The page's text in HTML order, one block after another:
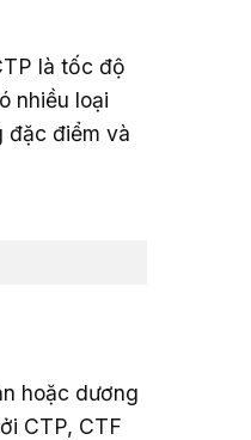
là tốc độ
nhiều loại
đặc điểm và
hoặc dương
CTP, CTF